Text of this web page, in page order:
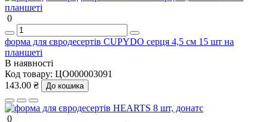
0
форма для євродесертів CUPYDO серця 4,5 см 15 шт на
планшеті
В наявності
Код товару: ЦО000003091
143.00 ₴
До кошика
0